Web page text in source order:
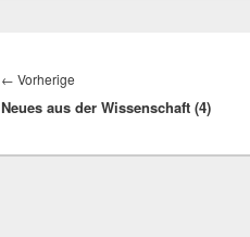
← Vorherige
Beitrag:
Neues aus der Wissenschaft (4)